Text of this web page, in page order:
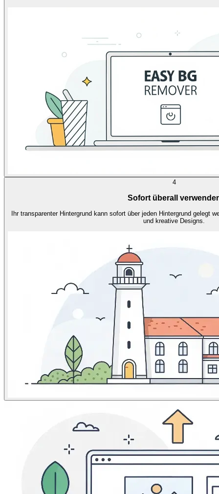
4
Sofort überall
Ihr transparenter Hintergrund kann sofort über jeden Hintergrund gelegt
und kreative Designs.